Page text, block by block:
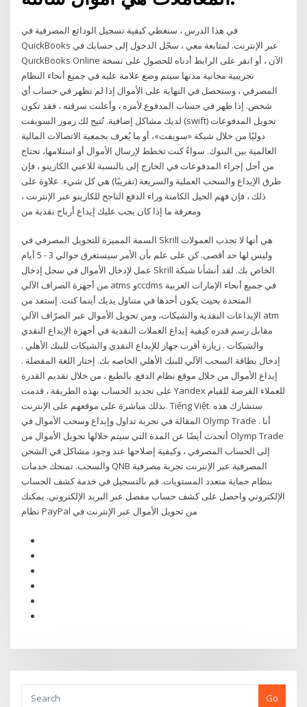
في هذا الدرس ، سنغطي كيفية تسجيل الودائع المصرفية في
QuickBooks عبر الإنترنت. لمتابعة معي ، سجّل الدخول إلى حسابك في
QuickBooks Online الآن ، أو انقر على الرابط أدناه للحصول على نسخة
تجريبية مجانية مدتها سيتم وضع علامة عليه في جميع أنحاء النظام
المصرفي ، وستحصل في النهاية على الأموال إذا لم تظهر في حساب أي
شخص. إذا ظهر في حساب المدفوع لأمره ، وأعلنت سرقته ، فقد تكون
لديك مشاكل إضافية. تُتيح لك رموز السويفت (swift) تحويل المدفوعات
دوليًا من خلال شبكة «سويفت»، أو ما يُعرف بجمعية الاتصالات المالية
العالمية بين البنوك. سواءً كنت تخطط لإرسال الأموال أو استلامها، تحتاج
من أجل إجراء المدفوعات في الخارج إلى بالنسبة للاعبي الكازينو ، فإن
طرق الإيداع والسحب العملية والسريعة (تقريبًا) هي كل شيء. علاوة على
ذلك ، فإن فهم الحيل الكامنة وراء الدفع الناجح للكازينو عبر الإنترنت ،
ومعرفة ما إذا كان يجب عليك إيداع أرباح نقدية من
السمة المميزة للتحويل المصرفي في Skrill هي أنها لا تجذب العمولات
وليس لها حد أقصى. كن على علم بأن الأمر سيستغرق حوالي 3 - 5 أيام
عمل لإدخال الأموال في سجل إدخال Skrill الخاص بك. لقد أنشأنا شبكة
من أجهزة الصراف الآلي atms وccdms في جميع أنحاء الإمارات العربية
المتحدة بحيث يكون أحدها في متناول يديك أينما كنت. إستفد من
الإيداعات النقدية والشيكات، ومن تحويل الأموال عبر الصرّاف الآلي atm
مقابل رسم قدره كيفية إيداع العملات النقدية في أجهزة الإيداع النقدي
والشيكات . زيارة أقرب جهاز للإيداع النقدي والشيكات للبنك الأهلي .
إدخال بطاقة السحب الآلي للبنك الأهلي الخاصه بك. إختار اللغة المفضلة .
إيداع الأموال من خلال موقع نظام الدفع. بالطبع ، من خلال تقديم القدرة
على تجديد الحساب بهذه الطريقة ، قدمت Yandex للعملاء الفرصة للقيام
بذلك مباشرة على موقعهم على الإنترنت. Tiếng Việt. ستشارك هذه
المقالة في تجربة تداول وإيداع وسحب الأموال في Olymp Trade . أنا
أتحدث أيضًا عن المدة التي سيتم خلالها تحويل الأموال من Olymp Trade
إلى الحساب المصرفي ، وكيفية إصلاحها عند وجود مشاكل في الشحن
والسحب. تمنحك خدمات QNB المصرفية عبر الإنترنت تجربة مصرفية
بنظام حماية متعدد المستويات. قم بالتسجيل في خدمة كشف الحساب
الإلكتروني واحصل على كشف حساب مفصل عبر البريد الإلكتروني. يمكنك
نظام PayPal من تحويل الأموال عبر الإنترنت في
Go